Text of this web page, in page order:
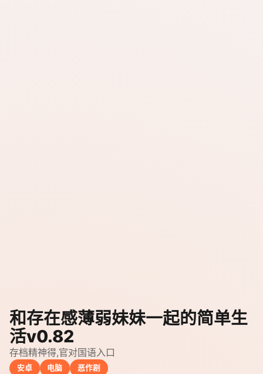
和存在感薄弱妹妹一起的简单生
活v0.82
存档精神得,官对国语入口
安卓 电脑 恶作剧